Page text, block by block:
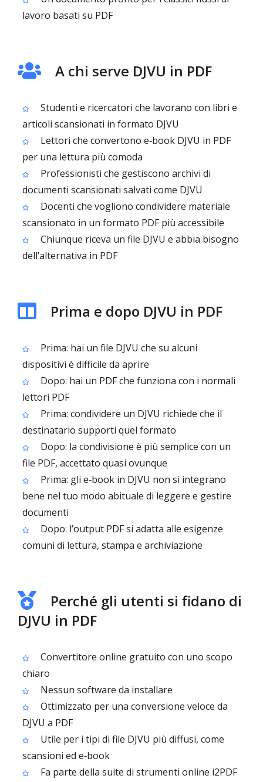
lavoro basati su PDF
A chi serve DJVU in PDF
Studenti e ricercatori che lavorano con libri e
articoli scansionati in formato DJVU
Lettori che convertono e‑book DJVU in PDF
per una lettura più comoda
Professionisti che gestiscono archivi di
documenti scansionati salvati come DJVU
Docenti che vogliono condividere materiale
scansionato in un formato PDF più accessibile
Chiunque riceva un file DJVU e abbia bisogno
dell’alternativa in PDF
Prima e dopo DJVU in PDF
Prima: hai un file DJVU che su alcuni
dispositivi è difficile da aprire
Dopo: hai un PDF che funziona con i normali
lettori PDF
Prima: condividere un DJVU richiede che il
destinatario supporti quel formato
Dopo: la condivisione è più semplice con un
file PDF, accettato quasi ovunque
Prima: gli e‑book in DJVU non si integrano
bene nel tuo modo abituale di leggere e gestire
documenti
Dopo: l’output PDF si adatta alle esigenze
comuni di lettura, stampa e archiviazione
Perché gli utenti si fidano di
DJVU in PDF
Convertitore online gratuito con uno scopo
chiaro
Nessun software da installare
Ottimizzato per una conversione veloce da
DJVU a PDF
Utile per i tipi di file DJVU più diffusi, come
scansioni ed e‑book
Fa parte della suite di strumenti online i2PDF